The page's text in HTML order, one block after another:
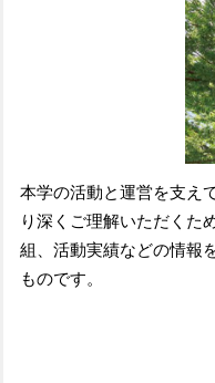
本学の活動と運営を支え
り深くご理解いただくた
組、活動実績などの情報
ものです。